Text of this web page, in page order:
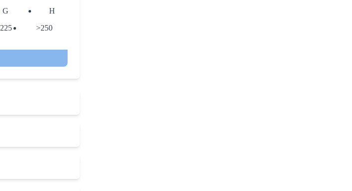
G
H
225 >250